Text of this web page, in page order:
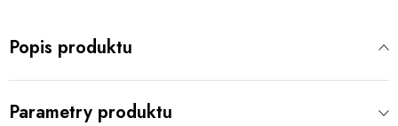
Popis produktu
Parametry produktu